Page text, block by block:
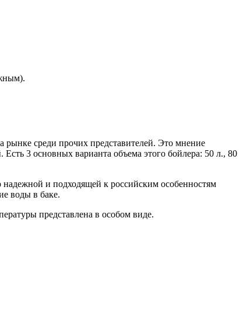
среди прочих представителей. Это мнение
3 основных варианта объема этого бойлера: 50 л., 80
надежной и подходящей к российским особенностям
воды в баке.
представлена в особом виде.